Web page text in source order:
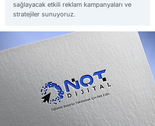
sağlayacak etkili reklam kampanyaları ve
stratejiler sunuyoruz.